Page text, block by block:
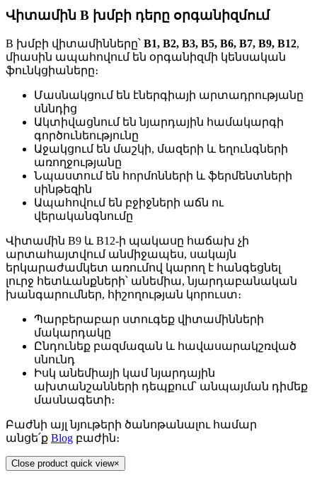
Վիտամին B խմբի դերը օրգանիզմում
B խմբի վիտամինները՝ B1, B2, B3, B5, B6, B7, B9, B12,
միասին ապահովում են օրգանիզմի կենսական
ֆունկցիաները։
Մասնակցում են էներգիայի արտադրությանը
սննդից
Ակտիվացնում են նյարդային համակարգի
գործունեությունը
Աջակցում են մաշկի, մազերի և եղունգների
առողջությանը
Նպաստում են հորմոնների և ֆերմենտների
սինթեզին
Ապահովում են բջիջների աճն ու
վերականգնումը
Վիտամին B9 և B12-ի պակասը հաճախ չի
արտահայտվում անմիջապես, սակայն
երկարաժամկետ առումով կարող է հանգեցնել
լուրջ հետևանքների՝ անեմիա, նյարդաբանական
խանգարումներ, հիշողության կորուստ։
Պարբերաբար ստուգեք վիտամինների
մակարդակը
Ընդունեք բազմազան և հավասարակշռված
սնունդ
Իսկ անեմիայի կամ նյարդային
ախտանշանների դեպքում՝ անպայման դիմեք
մասնագետի։
Բաժնի այլ նյութերի ծանոթանալու համար
անցե՛ք Blog բաժին։
Close product quick view×